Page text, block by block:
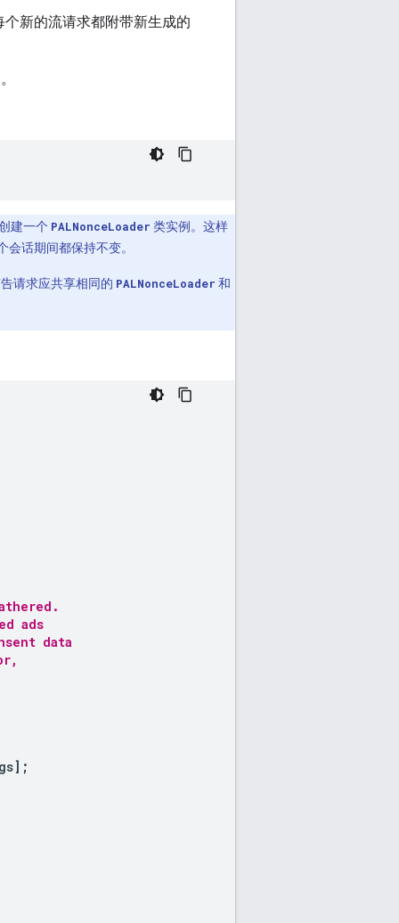
新的流请求都附带新生成的
建一个 PALNonceLoader 类实例。这样
话期间都保持不变。
请求应共享相同的 PALNonceLoader 和
ads
data
];